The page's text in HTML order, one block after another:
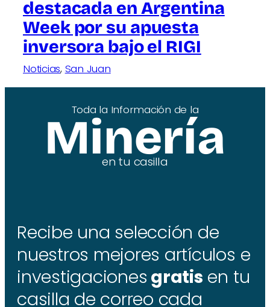
destacada en Argentina
Week por su apuesta
inversora bajo el RIGI
Noticias, San Juan
Toda la Información de la
Minería
en tu casilla
Recibe una selección de
nuestros mejores artículos e
investigaciones gratis en tu
casilla de correo cada